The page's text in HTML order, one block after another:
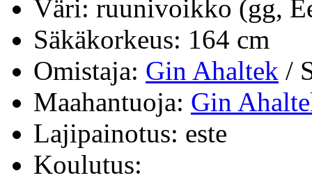
Väri: ruunivoikko (gg,
Säkäkorkeus: 164 cm
Omistaja: Gin Ahaltek /
Maahantuoja: Gin
Lajipainotus: este
Koulutus: